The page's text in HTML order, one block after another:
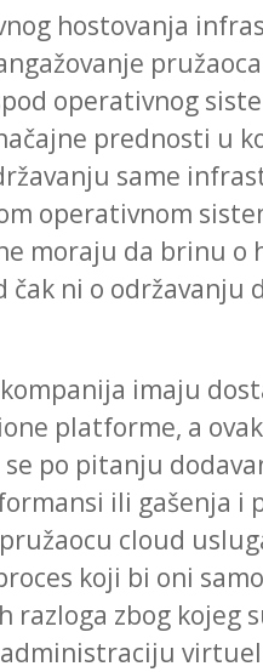
hostovanja
operativnog
prednosti u
same
operativnom
moraju da brinu o
ni o održavanju
imaju
platforme, a
po pitanju
ili gašenja i
cloud
koji bi oni
razloga zbog kojeg